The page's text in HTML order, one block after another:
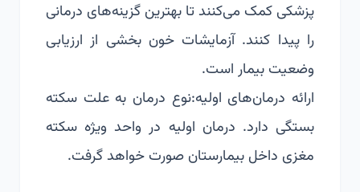
پزشکی کمک می‌کنند تا بهترین گزینه‌های درمانی
را پیدا کنند. آزمایشات خون بخشی از ارزیابی
وضعیت بیمار است.
ارائه درمان‌های اولیه:نوع درمان به علت سکته
بستگی دارد. درمان اولیه در واحد ویژه سکته
مغزی داخل بیمارستان صورت خواهد گرفت.